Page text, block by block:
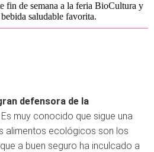
fin de semana a la feria BioCultura y
saludable favorita.
defensora de la
Es muy conocido que sigue una
alimentos ecológicos son los
a buen seguro ha inculcado a